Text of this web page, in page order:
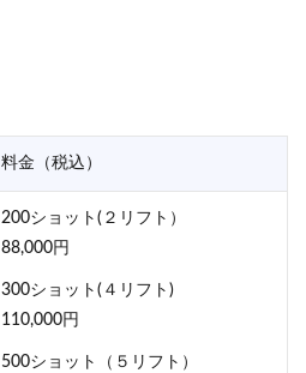
料金（税込）
200ショット(２リフト）
88,000円
300ショット(４リフト)
110,000円
500ショット（５リフト）